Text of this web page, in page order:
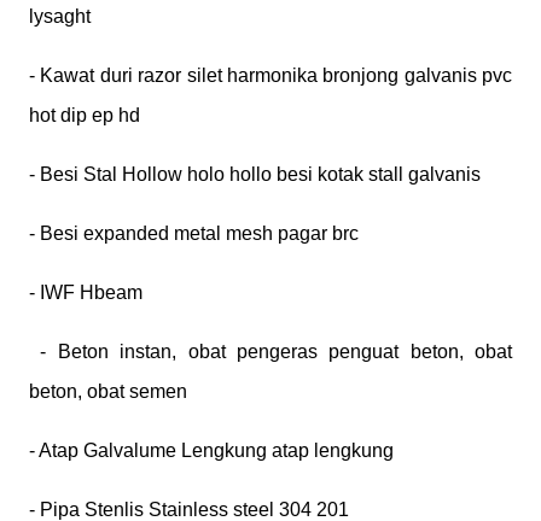
lysaght
- Kawat duri razor silet harmonika bronjong galvanis pvc
hot dip ep hd
- Besi Stal Hollow holo hollo besi kotak stall galvanis
- Besi expanded metal mesh pagar brc
- IWF Hbeam
- Beton instan, obat pengeras penguat beton, obat
beton, obat semen
- Atap Galvalume Lengkung atap lengkung
- Pipa Stenlis Stainless steel 304 201